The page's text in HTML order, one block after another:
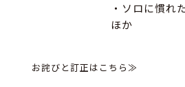
・ソロに慣れ
ほか
お詫びと訂正はこちら≫